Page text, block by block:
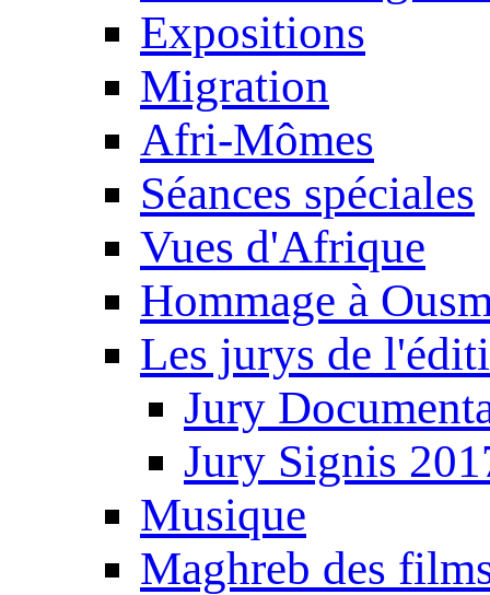
Expositions
Migration
Afri-Mômes
Séances spéciales
Vues d'Afrique
Hommage à
Les jurys de
Jury
Jury Signis
Musique
Maghreb des